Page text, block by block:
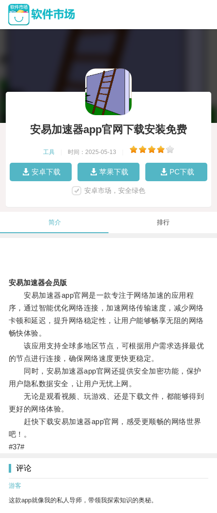
安易加速器app官网下载安装免费
工具 时间：2025-05-13
安卓下载 苹果下载 PC下载
安卓市场，安全绿色
简介 排行
安易加速器会员版
安易加速器app官网是一款专注于网络加速的应用程
序，通过智能优化网络连接，加速网络传输速度，减少网络
卡顿和延迟，提升网络稳定性，让用户能够畅享无阻的网络
畅快体验。
该应用支持全球多地区节点，可根据用户需求选择最优
的节点进行连接，确保网络速度更快更稳定。
同时，安易加速器app官网还提供安全加密功能，保护
用户隐私数据安全，让用户无忧上网。
无论是观看视频、玩游戏、还是下载文件，都能够得到
更好的网络体验。
赶快下载安易加速器app官网，感受更顺畅的网络世界
吧！。
#37#
评论
游客
这款app就像我的私人导师，带领我探索知识的奥秘。